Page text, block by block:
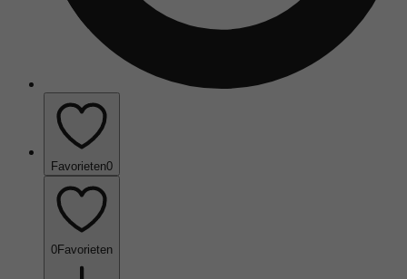
Favorieten0
0Favorieten